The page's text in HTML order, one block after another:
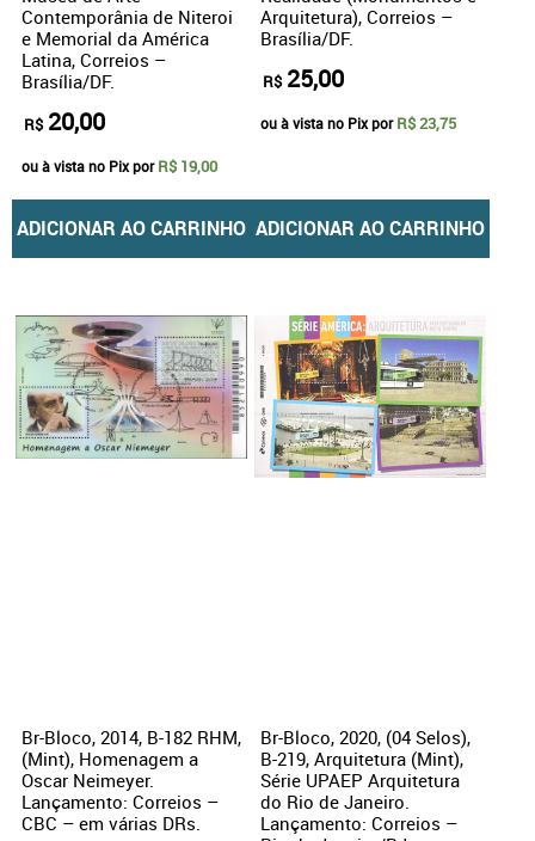
Contemporânia de Niteroi
e Memorial da América
Latina, Correios –
Brasília/DF.
R$ 20,00
ou à vista no Pix porR$ 19,00
ADICIONAR AO CARRINHO
Arquitetura), Correios –
Brasília/DF.
R$ 25,00
ou à vista no Pix porR$ 23,75
ADICIONAR AO CARRINHO
Br-Bloco, 2014, B-182 RHM,
(Mint), Homenagem a
Oscar Neimeyer.
Lançamento: Correios –
CBC – em várias DRs.
Br-Bloco, 2020, (04 Selos),
B-219, Arquitetura (Mint),
Série UPAEP Arquitetura
do Rio de Janeiro.
Lançamento: Correios –